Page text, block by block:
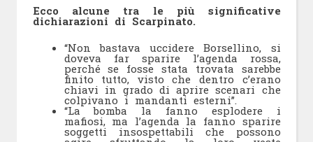
Ecco alcune tra le più significative
dichiarazioni di Scarpinato.
“Non bastava uccidere Borsellino, si
doveva far sparire l’agenda rossa,
perché se fosse stata trovata sarebbe
finito tutto, visto che dentro c’erano
chiavi in grado di aprire scenari che
colpivano i mandanti esterni”.
“La bomba la fanno esplodere i
mafiosi, ma l’agenda la fanno sparire
soggetti insospettabili che possono